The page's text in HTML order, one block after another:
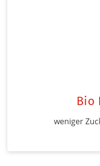
Bio
weniger